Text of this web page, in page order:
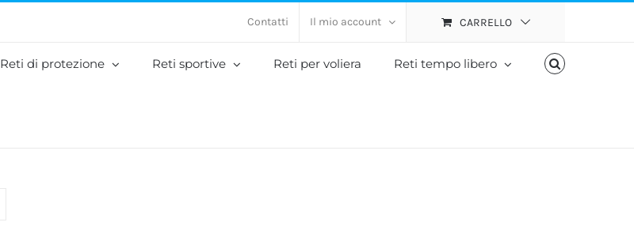
Contatti Il mio account CARRELLO
Reti di protezione Reti sportive Reti per voliera Reti tempo libero